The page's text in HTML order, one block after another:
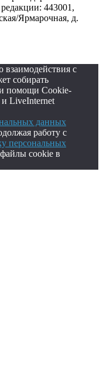
443001,
Ярмарочная, д.
взаимодействия с
собирать
помощи Cookie-
LiveInternet
данных
работу с
персональных
cookie в